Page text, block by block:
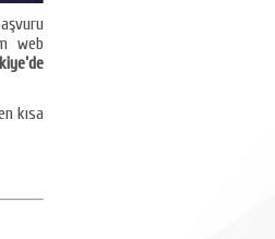
web
kısa